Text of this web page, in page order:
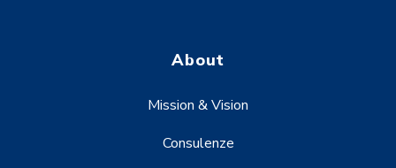
About
Mission & Vision
Consulenze